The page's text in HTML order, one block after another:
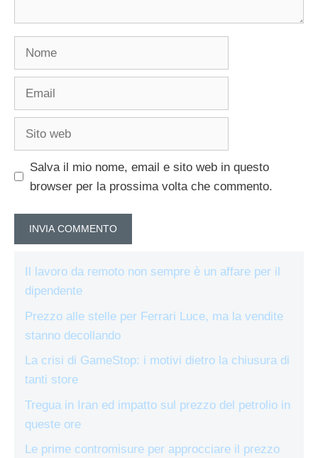
Nome
Email
Sito
Salva il mio nome, email e sito web in questo
browser per la prossima volta che commento.
Il lavoro da remoto non sempre è un affare per il
dipendente
Prezzo alle stelle per Ferrari Luce, ma la vendite
stanno decollando
La crisi di GameStop: i motivi dietro la chiusura di
tanti store
Tregua in Iran ed impatto sul prezzo del petrolio in
queste ore
Le prime contromisure per approcciare il prezzo